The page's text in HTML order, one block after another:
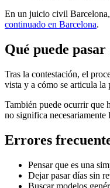
En un juicio civil Barcelona,
continuado en Barcelona.
Qué puede
Tras la contestación, el
vista y a cómo se articula
También puede ocurrir que
no significa necesariamente
Errores
Pensar que es una
Dejar pasar días sin
Buscar modelos